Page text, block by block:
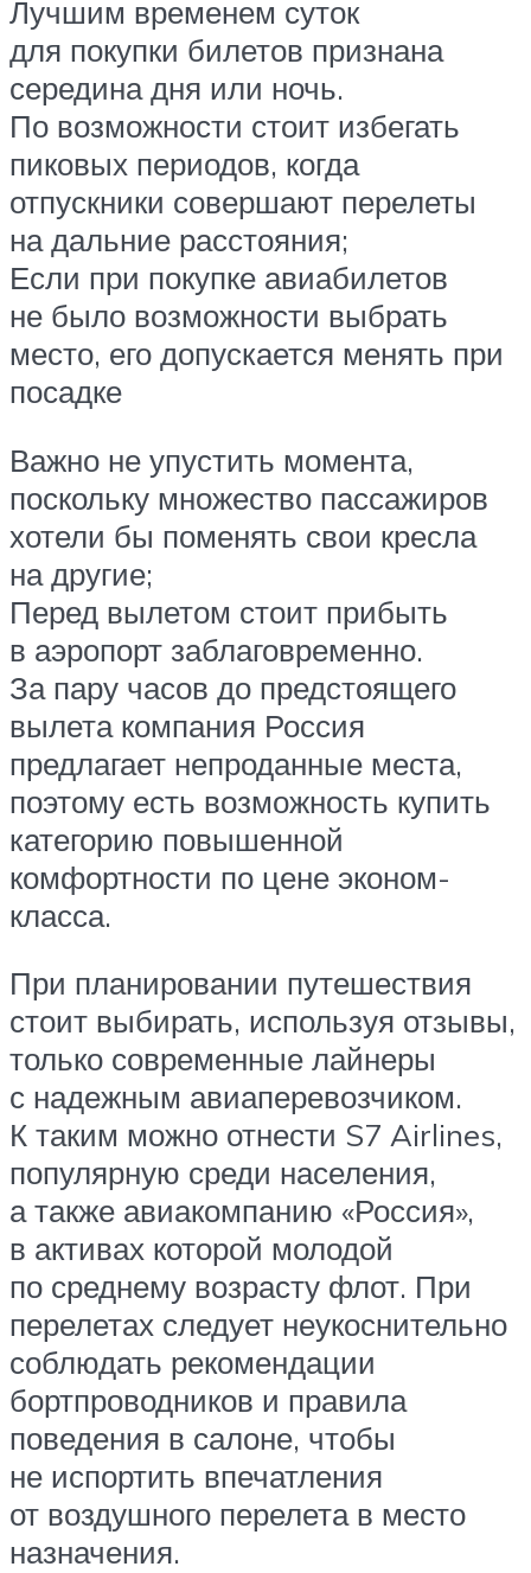
Лучшим временем суток
для покупки билетов признана
середина дня или ночь.
По возможности стоит избегать
пиковых периодов, когда
отпускники совершают перелеты
на дальние расстояния;
Если при покупке авиабилетов
не было возможности выбрать
место, его допускается менять при
посадке
Важно не упустить момента,
поскольку множество пассажиров
хотели бы поменять свои кресла
на другие;
Перед вылетом стоит прибыть
в аэропорт заблаговременно.
За пару часов до предстоящего
вылета компания Россия
предлагает непроданные места,
поэтому есть возможность купить
категорию повышенной
комфортности по цене эконом-
класса.
При планировании путешествия
стоит выбирать, используя отзывы,
только современные лайнеры
с надежным авиаперевозчиком.
К таким можно отнести S7 Airlines,
популярную среди населения,
а также авиакомпанию «Россия»,
в активах которой молодой
по среднему возрасту флот. При
перелетах следует неукоснительно
соблюдать рекомендации
бортпроводников и правила
поведения в салоне, чтобы
не испортить впечатления
от воздушного перелета в место
назначения.